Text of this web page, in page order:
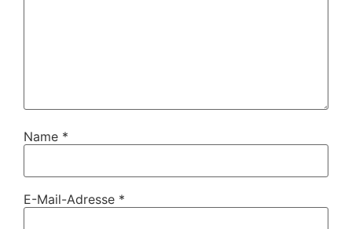
Name *
E-Mail-Adresse *